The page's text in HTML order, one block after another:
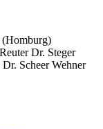
(Homburg)
Dr. Steger
Scheer Wehner